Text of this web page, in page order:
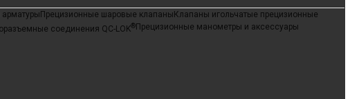
Прецизионные шаровые клапаны Клапаны игольчатые прецизионные
соединения QC-LOK®Прецизионные манометры и аксессуары